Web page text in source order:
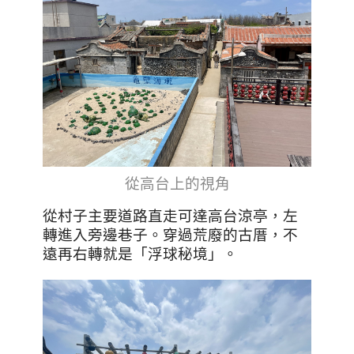
從高台上的視角
從村子主要道路直走可達高台涼亭，左
轉進入旁邊巷子。穿過荒廢的古厝， 不
遠再右轉就是「浮球秘境」。